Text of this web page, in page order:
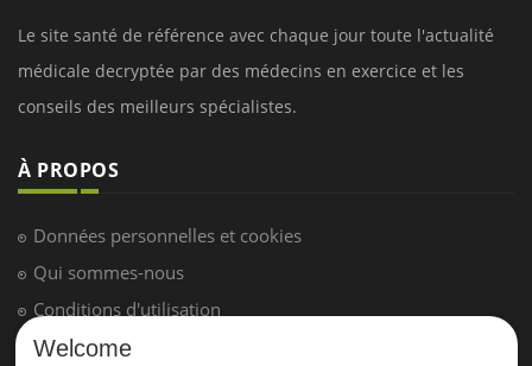
Le site santé de référence avec chaque jour toute l'actualité
médicale decryptée par des médecins en exercice et les
conseils des meilleurs spécialistes.
À PROPOS
Données personnelles et cookies
Qui sommes-nous
Conditions d'utilisation
Plan du site
Welcome